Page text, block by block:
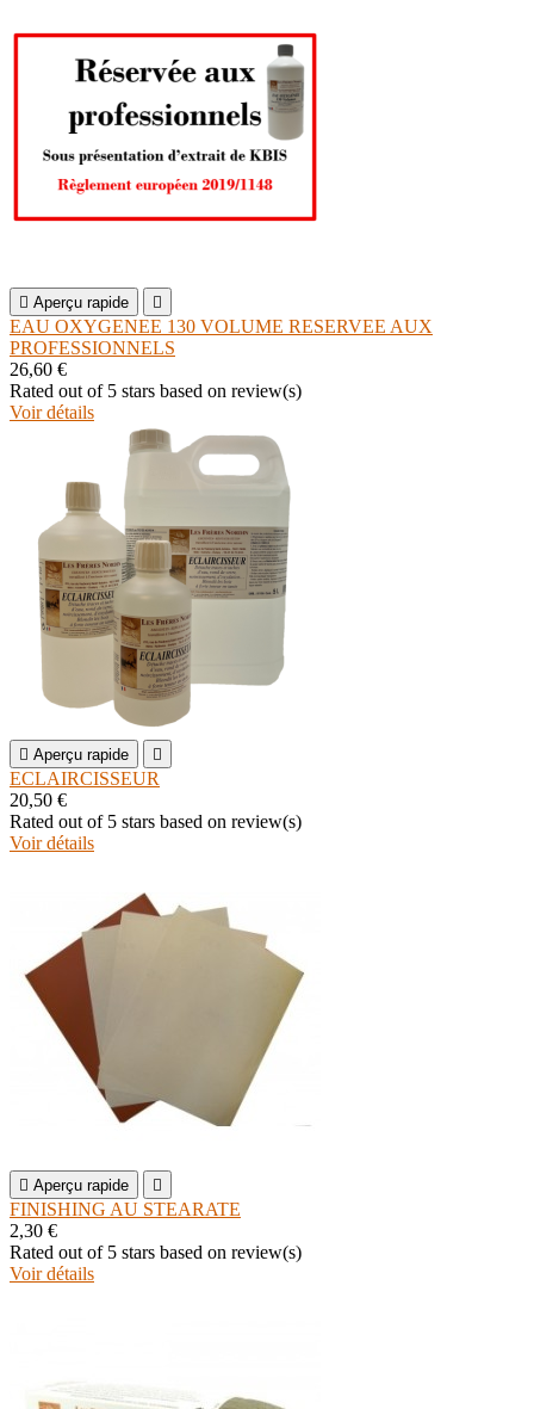
 Aperçu rapide 
EAU OXYGENEE 130 VOLUME RESERVEE AUX
PROFESSIONNELS
26,60 €
Rated out of 5 stars based on review(s)
Voir détails
 Aperçu rapide 
ECLAIRCISSEUR
20,50 €
Rated out of 5 stars based on review(s)
Voir détails
 Aperçu rapide 
FINISHING AU STEARATE
2,30 €
Rated out of 5 stars based on review(s)
Voir détails